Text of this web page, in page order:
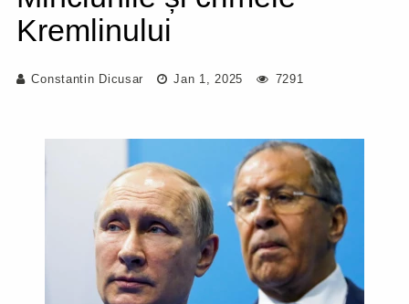
Kremlinului
Constantin Dicusar Jan 1, 2025 7291